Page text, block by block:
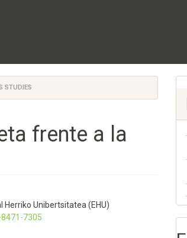
STUDIES
frente a la
Herriko Unibertsitatea (EHU)
7305